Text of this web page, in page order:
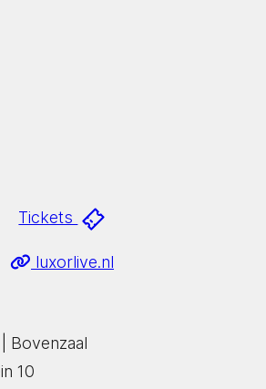
Tickets
luxorlive.nl
| Bovenzaal
10